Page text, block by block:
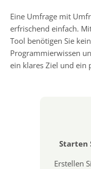
Eine Umfrage mit
erfrischend einfach.
Tool benötigen Sie
Programmierwissen
ein klares Ziel und ein
Starten
Erstellen